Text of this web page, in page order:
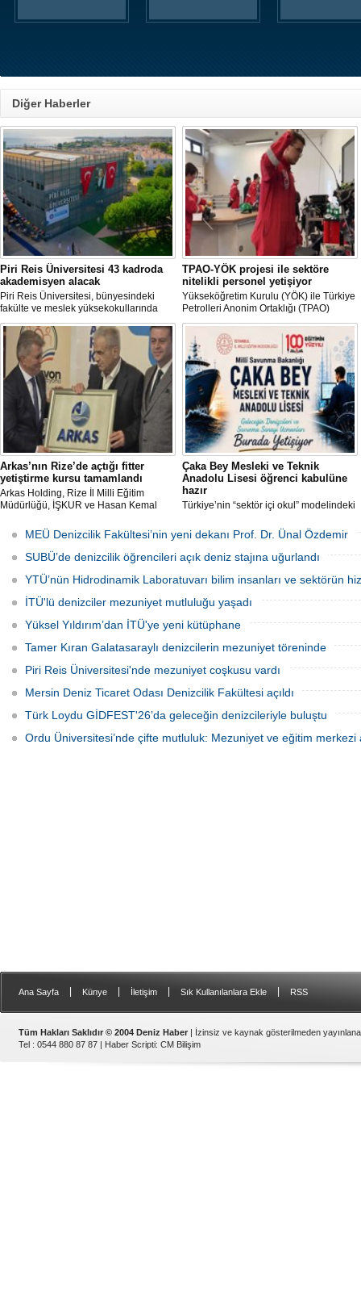
Diğer Haberler
Piri Reis Üniversitesi 43 kadroda
akademisyen alacak
Piri Reis Üniversitesi, bünyesindeki
fakülte ve meslek yüksekokullarında
görevlendirilmek üzere toplam 43
akademisyen alımı yapacağını duyurdu.
Başvurular 10 Ağustos 2026 tarihine
kadar devam edecek.
TPAO-YÖK projesi ile sektöre
nitelikli personel yetişiyor
Yükseköğretim Kurulu (YÖK) ile Türkiye
Petrolleri Anonim Ortaklığı (TPAO)
arasında imzalanan protokolle hayata
geçirilen "Açık Deniz Teknolojisi"
programları sektöre nitelikli personel
yetiştiriyor.
Arkas’nın Rize’de açtığı fitter
yetiştirme kursu tamamlandı
Arkas Holding, Rize İl Milli Eğitim
Müdürlüğü, İŞKUR ve Hasan Kemal
Tamir Ustası (Fitter) Yetiştirme Kursu’
tamamlandı. Kursu başarıyla
tamamlayıp sınavı geçecek adaylar
Arkas Deniz Ticaret Filosu’nda görev
alacak.
Çaka Bey Mesleki ve Teknik
Anadolu Lisesi öğrenci kabulüne
hazır
Türkiye’nin “sektör içi okul” modelindeki
Bakanlığı Çaka Bey Mesleki ve Teknik
Anadolu Lisesi, ilk öğrencilerini kabul
etmeye hazırlanıyor.
MEÜ Denizcilik Fakültesi’nin yeni dekanı Prof. Dr. Ünal Özdemir
SUBÜ’de denizcilik öğrencileri açık deniz stajına uğurlandı
YTÜ’nün Hidrodinamik Laboratuvarı bilim insanları ve sektörün
İTÜ'lü denizciler mezuniyet mutluluğu yaşadı
Yüksel Yıldırım’dan İTÜ'ye yeni kütüphane
Tamer Kıran Galatasaraylı denizcilerin mezuniyet töreninde
Piri Reis Üniversitesi'nde mezuniyet coşkusu vardı
Mersin Deniz Ticaret Odası Denizcilik Fakültesi açıldı
Türk Loydu GİDFEST'26’da geleceğin denizcileriyle buluştu
Ordu Üniversitesi’nde çifte mutluluk: Mezuniyet ve eğitim merkezi
Ana Sayfa Künye İletişim Sık Kullanılanlara Ekle RSS
Tüm Hakları Saklıdır © 2004 Deniz Haber | İzinsiz ve kaynak gösterilmeden
Tel : 0544 880 87 87 | Haber Scripti: CM Bilişim